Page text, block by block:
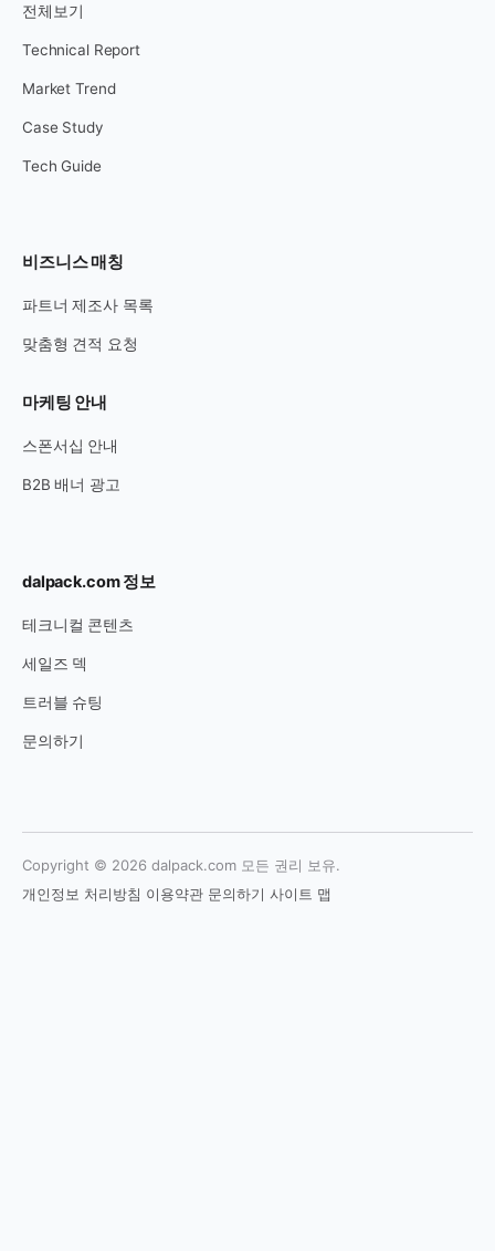
전체보기
Technical Report
Market Trend
Case Study
Tech Guide
비즈니스 매칭
파트너 제조사 목록
맞춤형 견적 요청
마케팅 안내
스폰서십 안내
B2B 배너 광고
dalpack.com 정보
테크니컬 콘텐츠
세일즈 덱
트러블 슈팅
문의하기
Copyright © 2026 dalpack.com 모든 권리 보유.
개인정보 처리방침 이용약관 문의하기 사이트 맵